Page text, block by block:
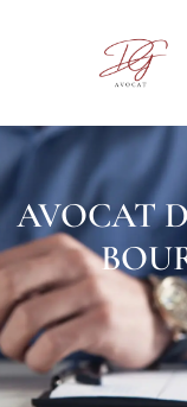
AVOCAT